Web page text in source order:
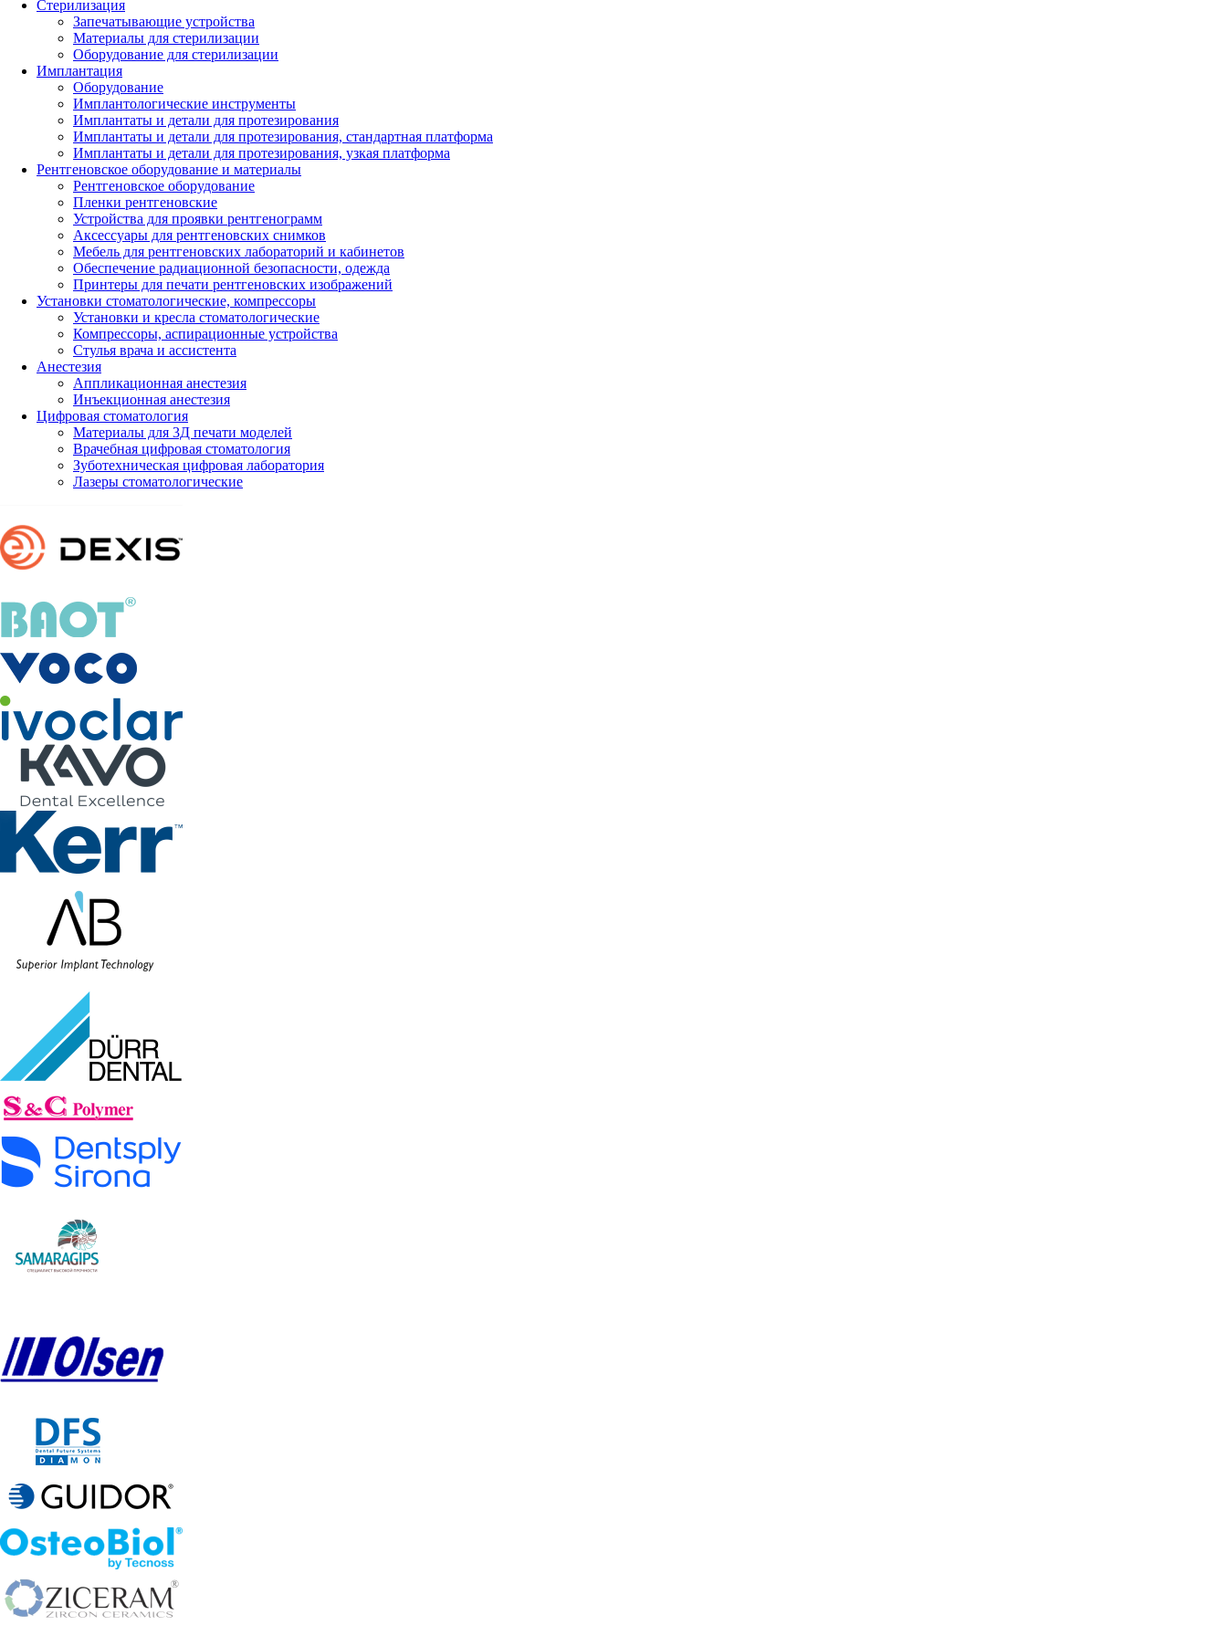
Стерилизация
Запечатывающие устройства
Материалы для стерилизации
Оборудование для стерилизации
Имплантация
Оборудование
Имплантологические инструменты
Имплантаты и детали для протезирования
Имплантаты и детали для протезирования, стандартная платформа
Имплантаты и детали для протезирования, узкая платформа
Рентгеновское оборудование и материалы
Рентгеновское оборудование
Пленки рентгеновские
Устройства для проявки рентгенограмм
Аксессуары для рентгеновских снимков
Мебель для рентгеновских лабораторий и кабинетов
Обеспечение радиационной безопасности, одежда
Принтеры для печати рентгеновских изображений
Установки стоматологические, компрессоры
Установки и кресла стоматологические
Компрессоры, аспирационные устройства
Стулья врача и ассистента
Анестезия
Аппликационная анестезия
Инъекционная анестезия
Цифровая стоматология
Материалы для 3Д печати моделей
Врачебная цифровая стоматология
Зуботехническая цифровая лаборатория
Лазеры стоматологические